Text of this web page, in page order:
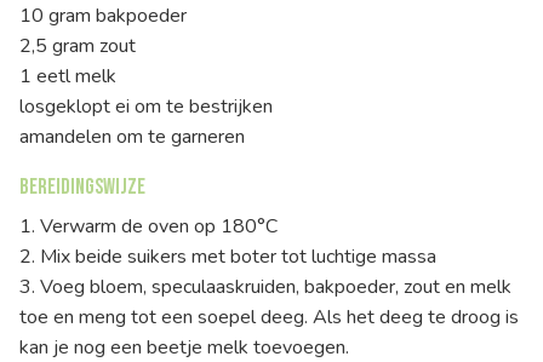
10 gram bakpoeder
2,5 gram zout
1 eetl melk
losgeklopt ei om te bestrijken
amandelen om te garneren
Bereidingswijze
1. Verwarm de oven op 180°C
2. Mix beide suikers met boter tot luchtige massa
3. Voeg bloem, speculaaskruiden, bakpoeder, zout en melk
toe en meng tot een soepel deeg. Als het deeg te droog is
kan je nog een beetje melk toevoegen.